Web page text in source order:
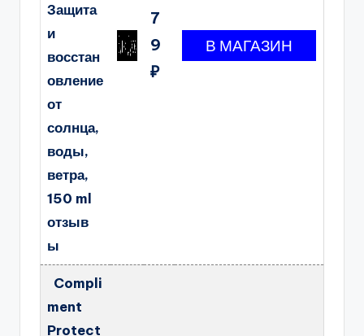
Защита
и
восстан
овление
от
солнца,
воды,
ветра,
150 ml
отзыв
ы
7
9
₽
Compli
ment
Protect